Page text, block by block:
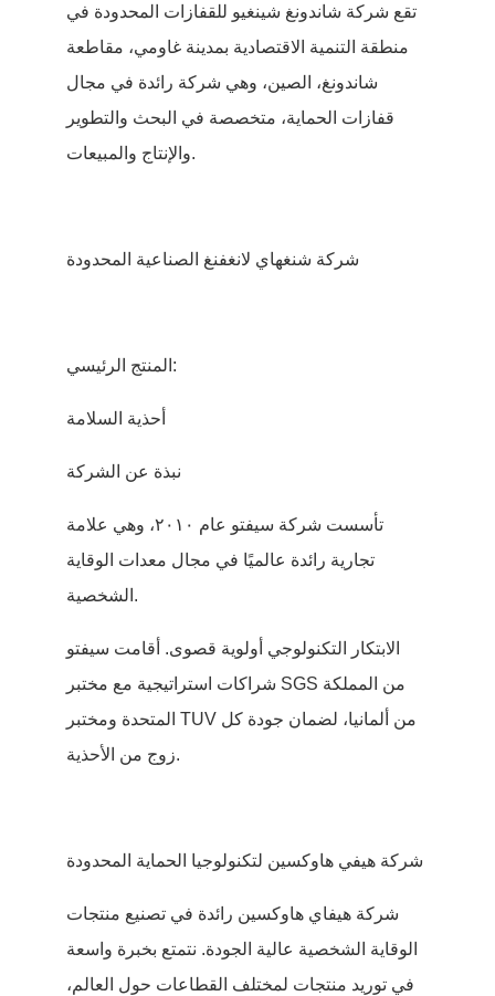
تقع شركة شاندونغ شينغيو للقفازات المحدودة في
منطقة التنمية الاقتصادية بمدينة غاومي، مقاطعة
شاندونغ، الصين، وهي شركة رائدة في مجال
قفازات الحماية، متخصصة في البحث والتطوير
والإنتاج والمبيعات.
شركة شنغهاي لانغفنغ الصناعية المحدودة
المنتج الرئيسي:
أحذية السلامة
نبذة عن الشركة
تأسست شركة سيفتو عام ٢٠١٠، وهي علامة
تجارية رائدة عالميًا في مجال معدات الوقاية
الشخصية.
الابتكار التكنولوجي أولوية قصوى. أقامت سيفتو
شراكات استراتيجية مع مختبر SGS من المملكة
المتحدة ومختبر TUV من ألمانيا، لضمان جودة كل
زوج من الأحذية.
شركة هيفي هاوكسين لتكنولوجيا الحماية المحدودة
شركة هيفاي هاوكسين رائدة في تصنيع منتجات
الوقاية الشخصية عالية الجودة. نتمتع بخبرة واسعة
في توريد منتجات لمختلف القطاعات حول العالم،